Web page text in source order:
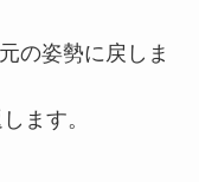
の姿勢に戻しま
ます。